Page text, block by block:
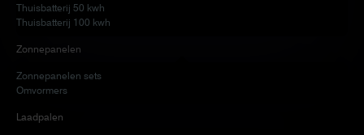
Thuisbatterij 50 kwh
Thuisbatterij 100 kwh
Zonnepanelen
Zonnepanelen sets
Omvormers
Laadpalen